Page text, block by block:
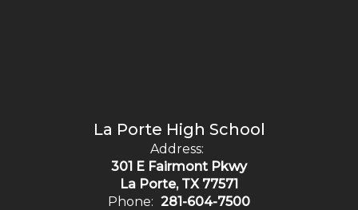
La Porte High School
Address:
301 E Fairmont Pkwy
La Porte, TX 77571
Phone: 281-604-7500